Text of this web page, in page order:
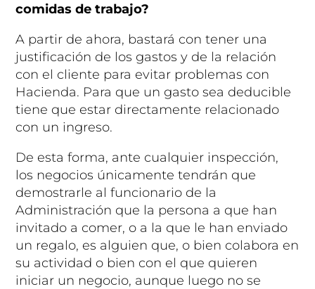
comidas de trabajo?
A partir de ahora, bastará con tener una
justificación de los gastos y de la relación
con el cliente para evitar problemas con
Hacienda. Para que un gasto sea deducible
tiene que estar directamente relacionado
con un ingreso.
De esta forma, ante cualquier inspección,
los negocios únicamente tendrán que
demostrarle al funcionario de la
Administración que la persona a que han
invitado a comer, o a la que le han enviado
un regalo, es alguien que, o bien colabora en
su actividad o bien con el que quieren
iniciar un negocio, aunque luego no se